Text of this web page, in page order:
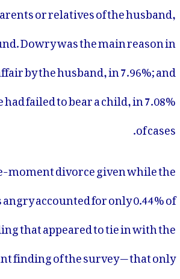
or relatives of the husband,
Dowry was the main reason in
by the husband, in 7.96%; and
failed to bear a child, in 7.08%
of cases.
divorce given while the
accounted for only 0.44% of
that appeared to tie in with the
finding of the survey — that only